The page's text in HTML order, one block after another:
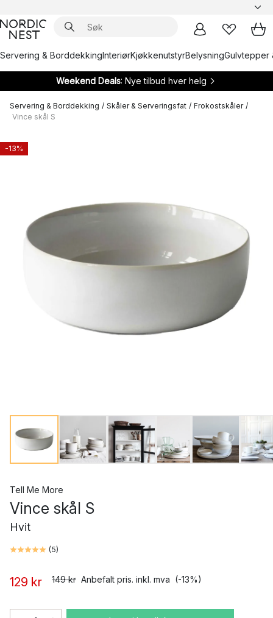
Servering & BorddekkingInteriørKjøkkenutstyrBelysningGulvtepper
Weekend Deals: Nye tilbud hver helg
Servering & Borddekking / Skåler & Serveringsfat / Frokostskåler /
Vince skål S
-13%
Tell Me More
Vince skål S
Hvit
(5)
129 kr 149 kr Anbefalt pris. inkl. mva (-13%)